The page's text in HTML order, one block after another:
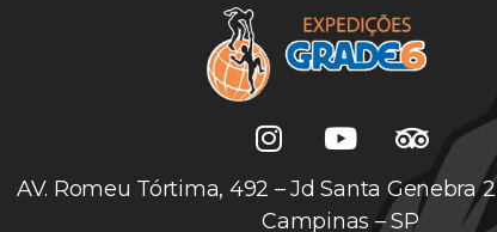
AV. Romeu Tórtima, 492 – Jd Santa Genebra
Campinas – SP